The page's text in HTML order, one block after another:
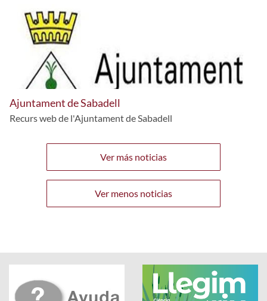
Ajuntament de Sabadell
Recurs web de l'Ajuntament de Sabadell
Ver más noticias
Ver menos noticias